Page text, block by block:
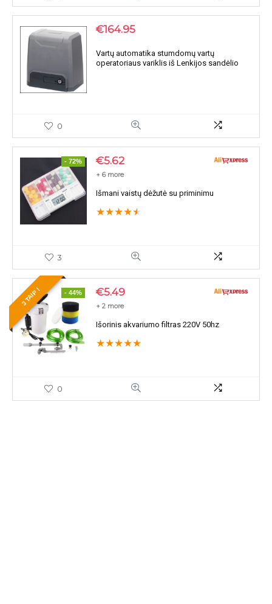
€164.95
Vartų automatika stumdomų vartų
operatoriaus variklis iš Lenkijos sandėlio
0
- 72% €5.62
+ 6 more
Išmani vaistų dėžutė su priminimu
★★★★★
3
3 TAIP ! - 44% €5.49
+ 2 more
Išorinis akvariumo filtras 220V 50hz
★★★★★
0